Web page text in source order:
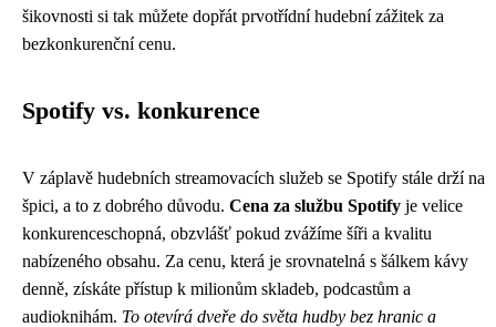
šikovnosti si tak můžete dopřát prvotřídní hudební zážitek za
bezkonkurenční cenu.
Spotify vs. konkurence
V záplavě hudebních streamovacích služeb se Spotify stále drží na
špici, a to z dobrého důvodu. Cena za službu Spotify je velice
konkurenceschopná, obzvlášť pokud zvážíme šíři a kvalitu
nabízeného obsahu. Za cenu, která je srovnatelná s šálkem kávy
denně, získáte přístup k milionům skladeb, podcastům a
audioknihám. To otevírá dveře do světa hudby bez hranic a